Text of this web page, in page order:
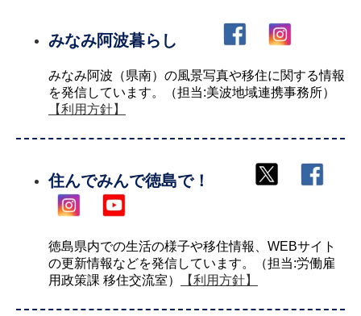
みなみ阿波暮らし
みなみ阿波（県南）の風景写真や移住に関する情報
を発信しています。（担当:美波地域連携事務所）
【利用方針】
住んでみんで徳島で！
徳島県内での生活の様子や移住情報、WEBサイト
の更新情報などを発信しています。（担当:労働雇
用政策課 移住交流室）
【利用方針】